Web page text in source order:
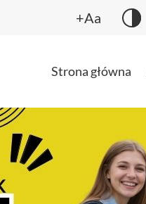
+Aa
Strona główna